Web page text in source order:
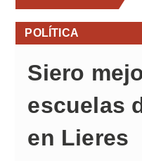
POLÍTICA
Siero
escuelas
en Lieres